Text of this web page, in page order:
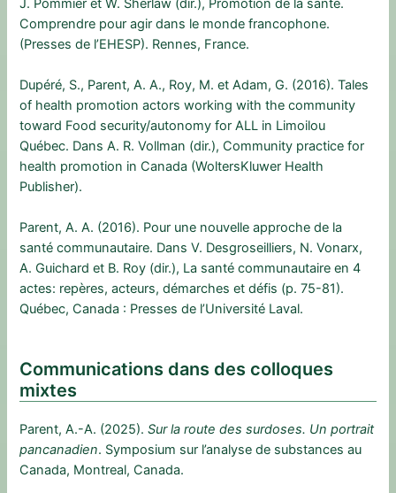
J. Pommier et W. Sherlaw (dir.), Promotion de la santé.
Comprendre pour agir dans le monde francophone.
(Presses de l’EHESP). Rennes, France.
Dupéré, S., Parent, A. A., Roy, M. et Adam, G. (2016). Tales
of health promotion actors working with the community
toward Food security/autonomy for ALL in Limoilou
Québec. Dans A. R. Vollman (dir.), Community practice for
health promotion in Canada (WoltersKluwer Health
Publisher).
Parent, A. A. (2016). Pour une nouvelle approche de la
santé communautaire. Dans V. Desgroseilliers, N. Vonarx,
A. Guichard et B. Roy (dir.), La santé communautaire en 4
actes: repères, acteurs, démarches et défis (p. 75-81).
Québec, Canada : Presses de l’Université Laval.
Communications dans des colloques
mixtes
Parent, A.-A. (2025).Sur la route des surdoses. Un portrait
pancanadien. Symposium sur l’analyse de substances au
Canada, Montreal, Canada.